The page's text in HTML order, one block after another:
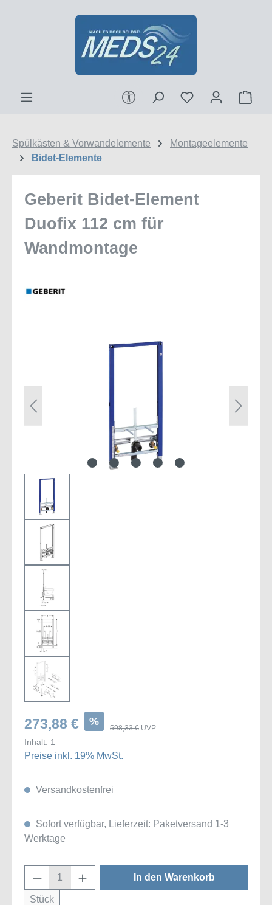
Zum Hauptinhalt springen
Werkzeugleiste anzeigen
Spülkästen & Vorwandelemente
Montageelemente
Bidet-Elemente
Geberit Bidet-Element
Duofix 112 cm für
Wandmontage
Bildergalerie überspringen
273,88 € %
598,33 € UVP
Inhalt: 1
Preise inkl. 19% MwSt.
Versandkostenfrei
Sofort verfügbar, Lieferzeit: Paketversand 1-3
Werktage
Produkt Anzahl: Gib den gewünschten
Stück
In den Warenkorb